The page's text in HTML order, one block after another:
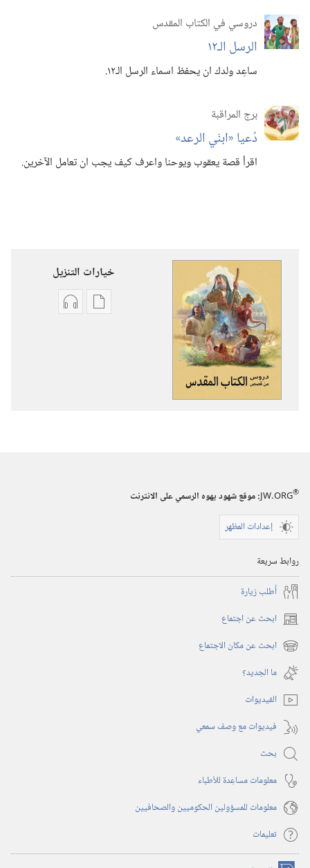
دروسي في الكتاب المقدس
الرسل الـ‍١٢
ساعِد ولدك ان يحفظ اسماء الرسل الـ‍١٢.‏
برج المراقبة
دُعيا «ابنَي الرعد»‏
اقرأ قصة يعقوب ويوحنا واعرف كيف يجب ان تعامل الآخرين.‏
خيارات التنزيل
خياراتخيارات
JW.ORG®
:‏ موقع شهود يهوه الرسمي على الانترنت
إعدادات المظهر
روابط سريعة
أُطلب زيارة
ابحث عن اجتماع (يفتح
نافذة
جديدة)
ابحث عن مكان الاجتماع (يفتح
نافذة
جديدة)
ما الجديد؟‏
الفيديوات
فيديوات مع وصف سمعي
بحث
معلومات مساعِدة للأطباء
معلومات للمسؤولين الحكوميين والصحافيين
تعليمات